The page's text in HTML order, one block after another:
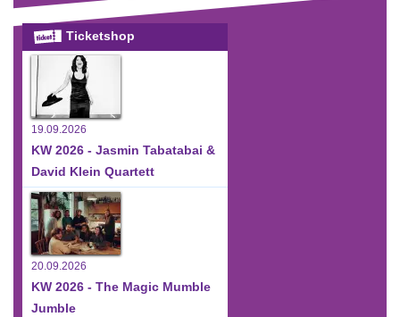
Ticketshop
19.09.2026
KW 2026 - Jasmin Tabatabai &
David Klein Quartett
20.09.2026
KW 2026 - The Magic Mumble
Jumble